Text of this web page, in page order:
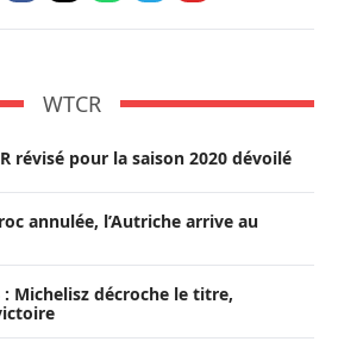
WTCR
révisé pour la saison 2020 dévoilé
annulée, l’Autriche arrive au
: Michelisz décroche le titre,